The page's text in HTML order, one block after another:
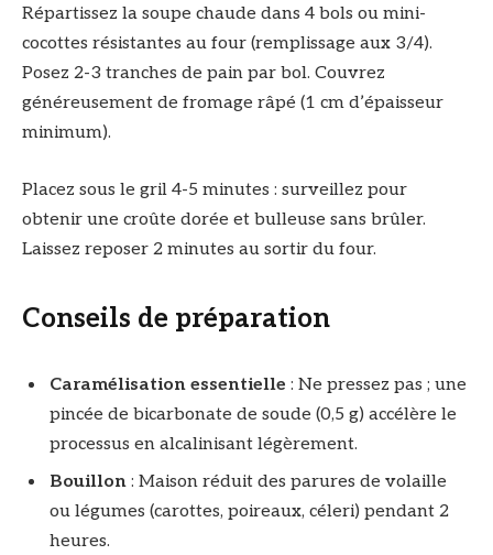
Répartissez la soupe chaude dans 4 bols ou mini-
cocottes résistantes au four (remplissage aux 3/4).
Posez 2-3 tranches de pain par bol. Couvrez
généreusement de fromage râpé (1 cm d’épaisseur
minimum).
Placez sous le gril 4-5 minutes : surveillez pour
obtenir une croûte dorée et bulleuse sans brûler.
Laissez reposer 2 minutes au sortir du four.
Conseils de préparation
Caramélisation essentielle : Ne pressez pas ; une
pincée de bicarbonate de soude (0,5 g) accélère le
processus en alcalinisant légèrement.
Bouillon : Maison réduit des parures de volaille
ou légumes (carottes, poireaux, céleri) pendant 2
heures.